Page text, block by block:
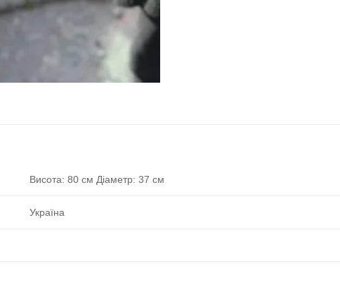
Висота: 80 см Діаметр: 37 см
Україна